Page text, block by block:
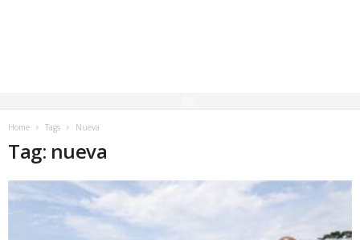
Home Tags Nueva
Tag: nueva